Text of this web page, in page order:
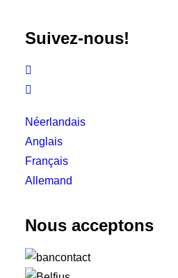
Suivez-nous!


Néerlandais
Anglais
Français
Allemand
Nous acceptons